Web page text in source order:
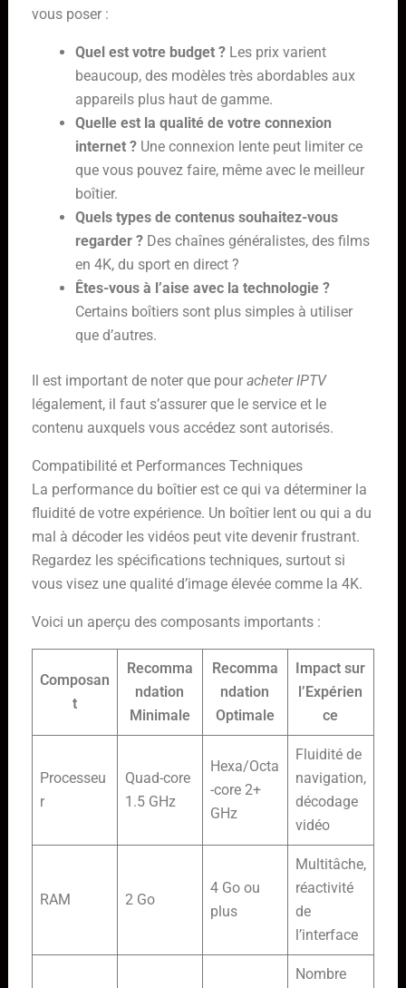
vous poser :
Quel est votre budget ?Les prix varient
beaucoup, des modèles très abordables aux
appareils plus haut de gamme.
Quelle est la qualité de votre connexion
internet ?Une connexion lente peut limiter ce
que vous pouvez faire, même avec le meilleur
boîtier.
Quels types de contenus souhaitez-vous
regarder ?Des chaînes généralistes, des films
en 4K, du sport en direct ?
Êtes-vous à l’aise avec la technologie ?
Certains boîtiers sont plus simples à utiliser
que d’autres.
Il est important de noter que pour acheter IPTV
légalement, il faut s’assurer que le service et le
contenu auxquels vous accédez sont autorisés.
Compatibilité et Performances Techniques
La performance du boîtier est ce qui va déterminer la
fluidité de votre expérience. Un boîtier lent ou qui a du
mal à décoder les vidéos peut vite devenir frustrant.
Regardez les spécifications techniques, surtout si
vous visez une qualité d’image élevée comme la 4K.
Voici un aperçu des composants importants :
Composan
t
Recomma
ndation
Minimale
Recomma
ndation
Optimale
Impact sur
l’Expérien
ce
Processeu
r
Quad-core
1.5 GHz
Hexa/Octa
-core 2+
GHz
Fluidité de
navigation,
décodage
vidéo
RAM 2 Go
4 Go ou
plus
Multitâche,
réactivité
de
l’interface
Nombre